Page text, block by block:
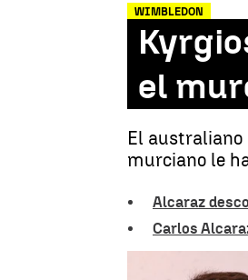
WIMBLEDON
el
El australiano
murciano le
Alcaraz
Carlos